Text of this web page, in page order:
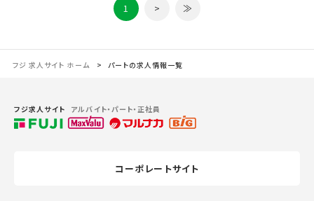
1 > ≫
フジ 求人サイト ホーム パートの求人情報一覧
フジ求人サイト アルバイト・パート・正社員
コーポレートサイト